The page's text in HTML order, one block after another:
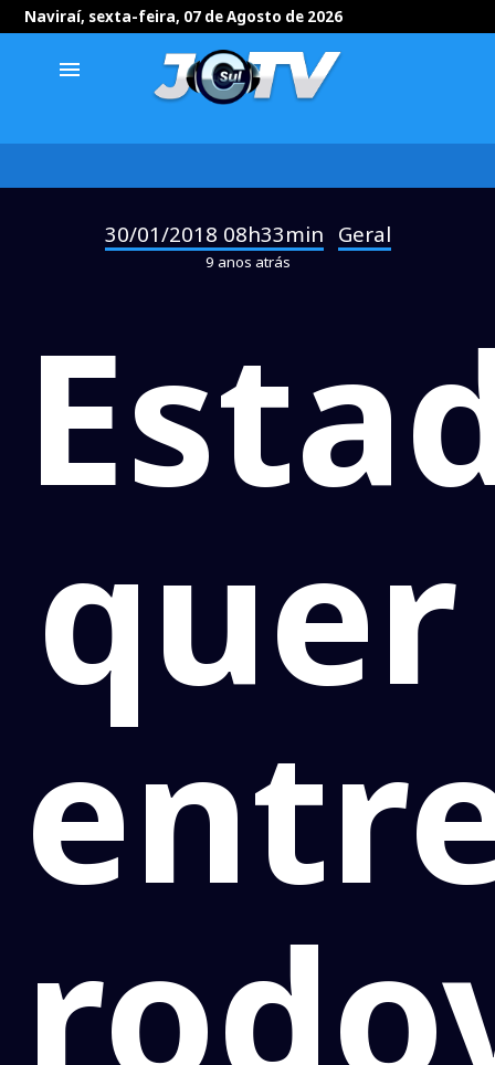
Naviraí, sexta-feira, 07 de Agosto de 2026
menu
30/01/2018 08h33min Geral
9 anos atrás
quer